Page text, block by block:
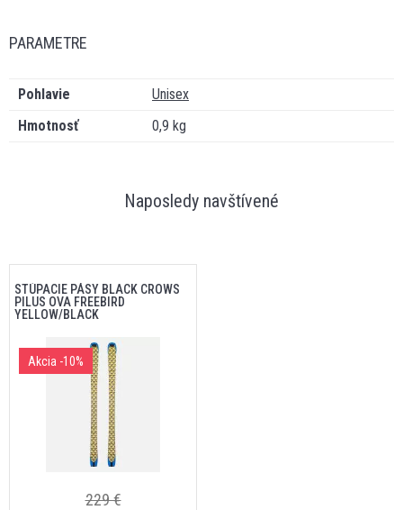
PARAMETRE
Pohlavie
Unisex
Hmotnosť
0,9 kg
Naposledy navštívené
STÚPACIE PÁSY BLACK CROWS
PILUS OVA FREEBIRD
YELLOW/BLACK
Akcia -10%
229 €